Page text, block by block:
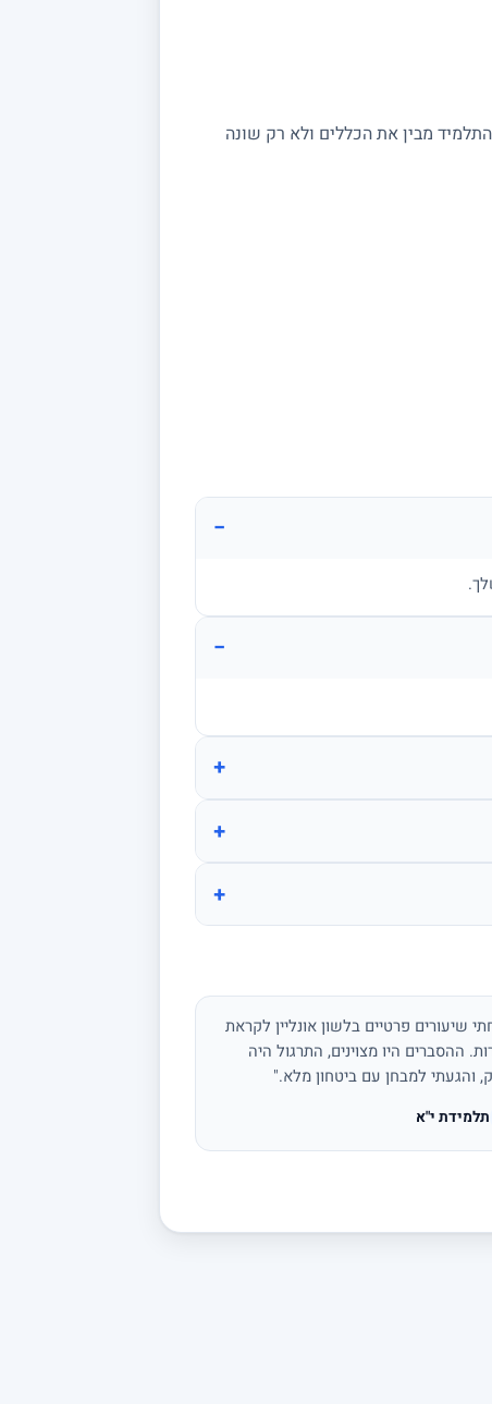
מבין את הכללים ולא רק שונה
−
−
+
+
+
שיעורים פרטיים בלשון אונליין לקראת
ההסברים היו מצוינים, התרגול היה
והגעתי למבחן עם ביטחון מלא."
תלמידת י"א